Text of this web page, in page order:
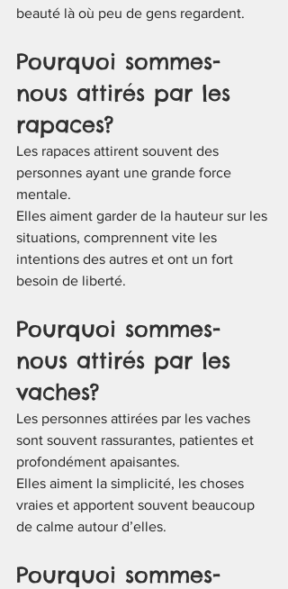
beauté là où peu de gens regardent.
Pourquoi sommes-
nous attirés par les
rapaces?
Les rapaces attirent souvent des
personnes ayant une grande force
mentale.
Elles aiment garder de la hauteur sur les
situations, comprennent vite les
intentions des autres et ont un fort
besoin de liberté.
Pourquoi sommes-
nous attirés par les
vaches?
Les personnes attirées par les vaches
sont souvent rassurantes, patientes et
profondément apaisantes.
Elles aiment la simplicité, les choses
vraies et apportent souvent beaucoup
de calme autour d’elles.
Pourquoi sommes-